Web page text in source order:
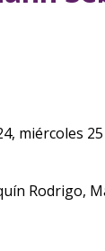
miércoles
Rodrigo,